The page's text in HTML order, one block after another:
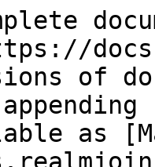
of
as